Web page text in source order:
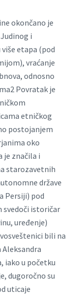
okončano je
i
etapa (pod
vraćanje
odnosno
Povratak je
etničkog
postojanjem
oko
je značila i
starozavetnih
države
Persiji) pod
svedoči istoričar
uređenje)
bili na
Aleksandra
iako u početku
dugoročno su
uticaje